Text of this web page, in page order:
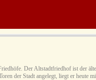
Der Altstadtfriedhof ist der
der Stadt angelegt, liegt er heute